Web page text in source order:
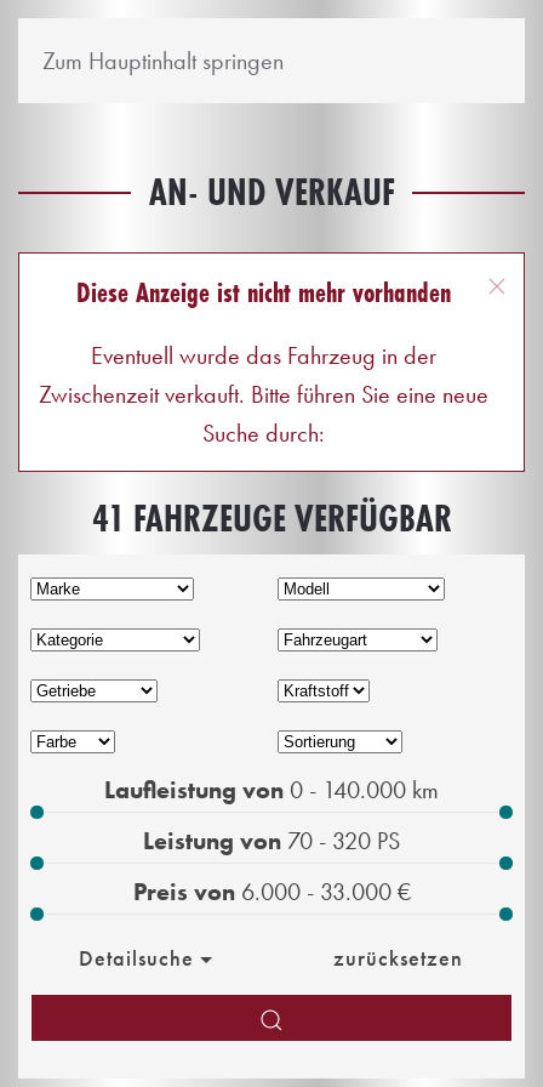
Zum Hauptinhalt springen
AN- UND VERKAUF
Diese Anzeige ist nicht mehr vorhanden
Eventuell wurde das Fahrzeug in der
Zwischenzeit verkauft. Bitte führen Sie eine neue
Suche durch:
41 FAHRZEUGE VERFÜGBAR
Laufleistung von 0 - 140.000 km
Leistung von 70 - 320 PS
Preis von 6.000 - 33.000€
Detailsuche zurücksetzen